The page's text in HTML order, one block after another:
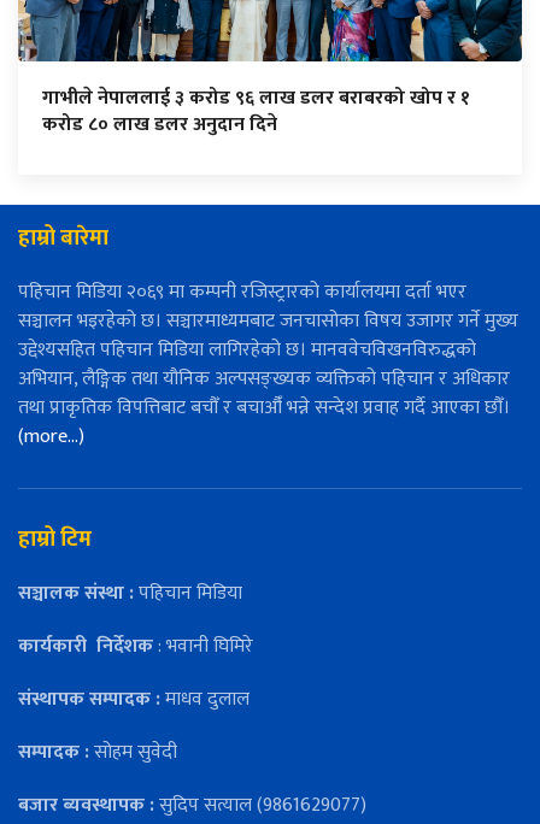
गाभीले नेपाललाई ३ करोड ९६ लाख डलर बराबरको खोप र १
करोड ८० लाख डलर अनुदान दिने
हाम्रो बारेमा
पहिचान मिडिया २०६९ मा कम्पनी रजिस्ट्रारको कार्यालयमा दर्ता भएर
सञ्चालन भइरहेको छ। सञ्चारमाध्यमबाट जनचासोका विषय उजागर गर्ने मुख्य
उद्देश्यसहित पहिचान मिडिया लागिरहेको छ। मानववेचविखनविरुद्धको
अभियान, लैङ्गिक तथा यौनिक अल्पसङ्ख्यक व्यक्तिको पहिचान र अधिकार
तथा प्राकृतिक विपत्तिबाट बचौँ र बचाऔँ भन्ने सन्देश प्रवाह गर्दै आएका छौँ।
(more…)
हाम्रो टिम
सञ्चालक संस्था :पहिचान मिडिया
कार्यकारी निर्देशक: भवानी घिमिरे
संस्थापक सम्पादक :माधव दुलाल
सम्पादक :सोहम सुवेदी
बजार ब्यवस्थापक :सुदिप सत्याल (9861629077)